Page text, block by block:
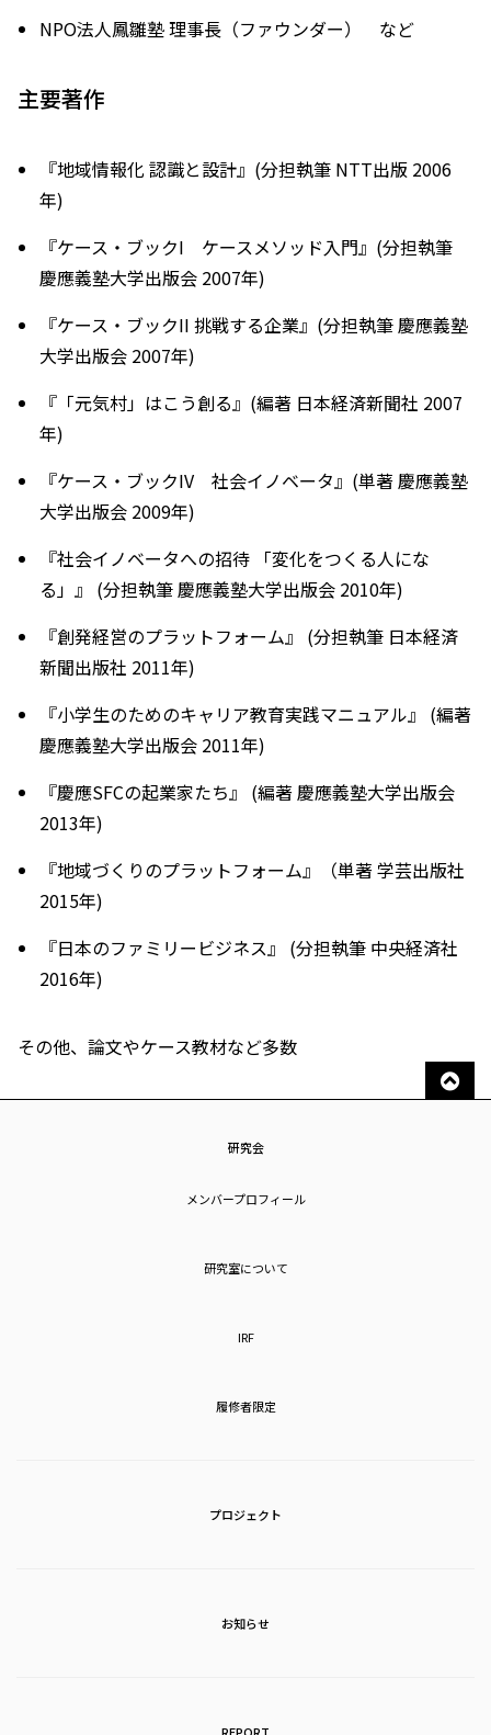
NPO法人鳳雛塾 理事長（ファウンダー） など
主要著作
『地域情報化 認識と設計』(分担執筆 NTT出版 2006
年)
『ケース・ブックI ケースメソッド入門』(分担執筆
慶應義塾大学出版会 2007年)
『ケース・ブックII 挑戦する企業』(分担執筆 慶應義塾
大学出版会 2007年)
『「元気村」はこう創る』(編著 日本経済新聞社 2007
年)
『ケース・ブックIV 社会イノベータ』(単著 慶應義塾
大学出版会 2009年)
『社会イノベータへの招待 「変化をつくる人にな
る」』 (分担執筆 慶應義塾大学出版会 2010年)
『創発経営のプラットフォーム』 (分担執筆 日本経済
新聞出版社 2011年)
『小学生のためのキャリア教育実践マニュアル』 (編著
慶應義塾大学出版会 2011年)
『慶應SFCの起業家たち』 (編著 慶應義塾大学出版会
2013年)
『地域づくりのプラットフォーム』（単著 学芸出版社
2015年)
『日本のファミリービジネス』 (分担執筆 中央経済社
2016年)
その他、論文やケース教材など多数
研究会
メンバープロフィール
研究室について
IRF
履修者限定
プロジェクト
お知らせ